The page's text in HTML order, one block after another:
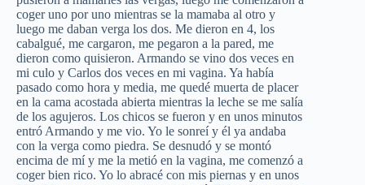
coger uno por uno mientras se la mamaba al otro y
luego me daban verga los dos. Me dieron en 4, los
cabalgué, me cargaron, me pegaron a la pared, me
dieron como quisieron. Armando se vino dos veces en
mi culo y Carlos dos veces en mi vagina. Ya había
pasado como hora y media, me quedé muerta de placer
en la cama acostada abierta mientras la leche se me salía
de los agujeros. Los chicos se fueron y en unos minutos
entró Armando y me vio. Yo le sonreí y él ya andaba
con la verga como piedra. Se desnudó y se montó
encima de mí y me la metió en la vagina, me comenzó a
coger bien rico. Yo lo abracé con mis piernas y en unos